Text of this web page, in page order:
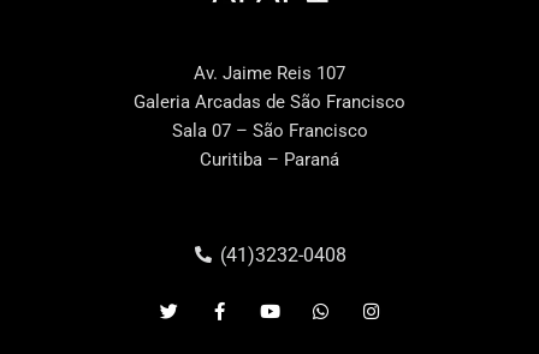
Av. Jaime Reis 107
Galeria Arcadas de São Francisco
Sala 07 – São Francisco
Curitiba – Paraná
(41)3232-0408